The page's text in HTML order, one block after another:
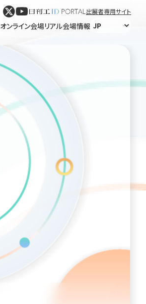
出展者専用サイト
オンライン会場リアル会場情報